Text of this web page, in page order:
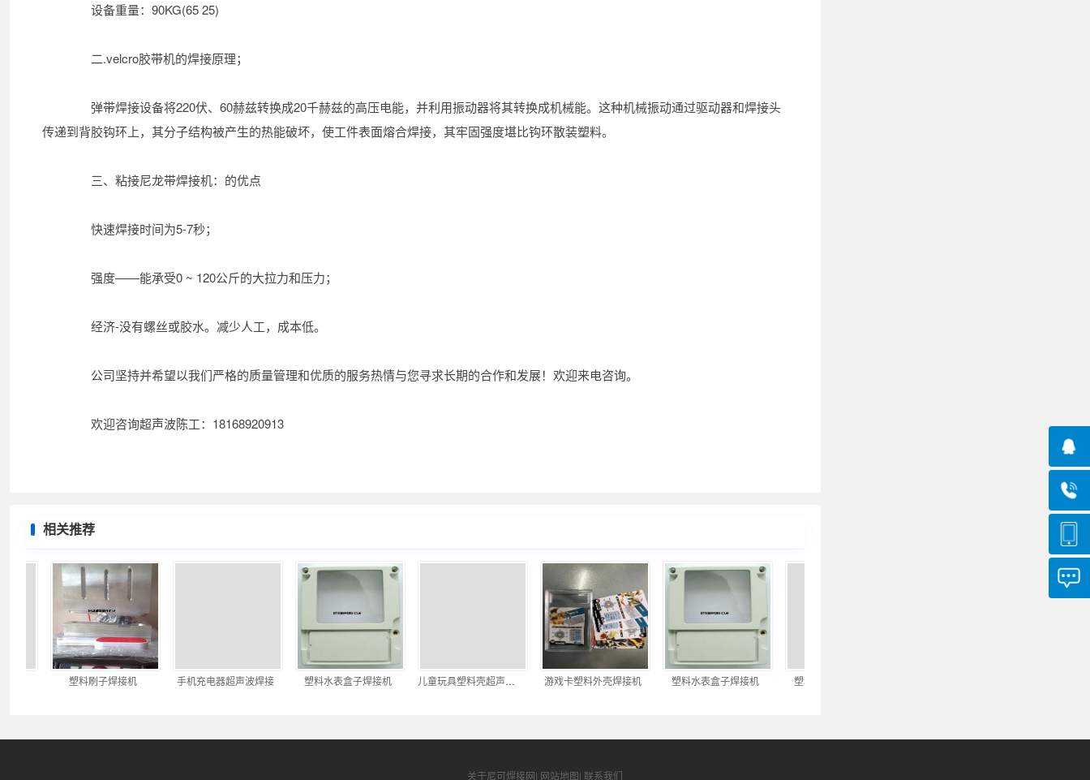
设备重量：90KG(65 25)
二.velcro胶带机的焊接原理；
弹带焊接设备将220伏、60赫兹转换成20千赫兹的高压电能，并利用振动器将其转换成机械能。这种机械振动通过驱动器和焊接头
传递到背胶钩环上，其分子结构被产生的热能破坏，使工件表面熔合焊接，其牢固强度堪比钩环散装塑料。
三、粘接尼龙带焊接机：的优点
快速焊接时间为5-7秒；
强度——能承受0 ~ 120公斤的大拉力和压力；
经济-没有螺丝或胶水。减少人工，成本低。
公司坚持并希望以我们严格的质量管理和优质的服务热情与您寻求长期的合作和发展！欢迎来电咨询。
欢迎咨询超声波陈工：18168920913
相关推荐
塑料刷子焊接机 手机充电器超声波焊接 塑料水表盒子焊接机 儿童玩具塑料壳超声波焊接机 游戏卡塑料外壳焊接机 塑料水表盒子焊接机 塑料煤气表壳焊接机
关于尼可焊接网| 网站地图| 联系我们